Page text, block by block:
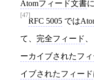
Atomフィード文書
[47]
RFC 5005 では
て、 完全フィード
ーカイブされたフィ
イブされたフィード